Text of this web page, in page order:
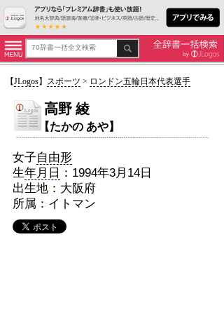
【JLogos】 スポーツ > ロンドン五輪日本代表選手
高野 綾
【たかの あや】
女子自由形
生年月日 ：1994年3月14日
出生地：大阪府
所属：イトマン